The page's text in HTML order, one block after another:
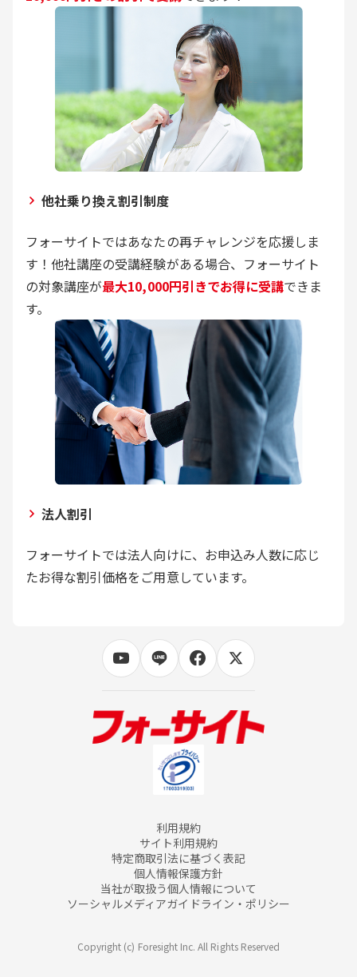
他社乗り換え割引制度
フォーサイトではあなたの再チャレンジを応援しま
す！他社講座の受講経験がある場合、フォーサイト
の対象講座が最大10,000円引きでお得に受講できま
す。
法人割引
フォーサイトでは法人向けに、お申込み人数に応じ
たお得な割引価格をご用意しています。
利用規約
サイト利用規約
特定商取引法に基づく表記
個人情報保護方針
当社が取扱う個人情報について
ソーシャルメディアガイドライン・ポリシー
Copyright (c) Foresight Inc. All Rights Reserved